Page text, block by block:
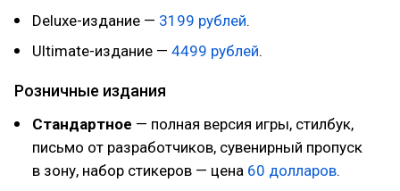
Deluxe-издание — 3199 рублей.
Ultimate-издание — 4499 рублей.
Розничные издания
Стандартное — полная версия игры, стилбук,
письмо от разработчиков, сувенирный пропуск
в зону, набор стикеров — цена 60 долларов.